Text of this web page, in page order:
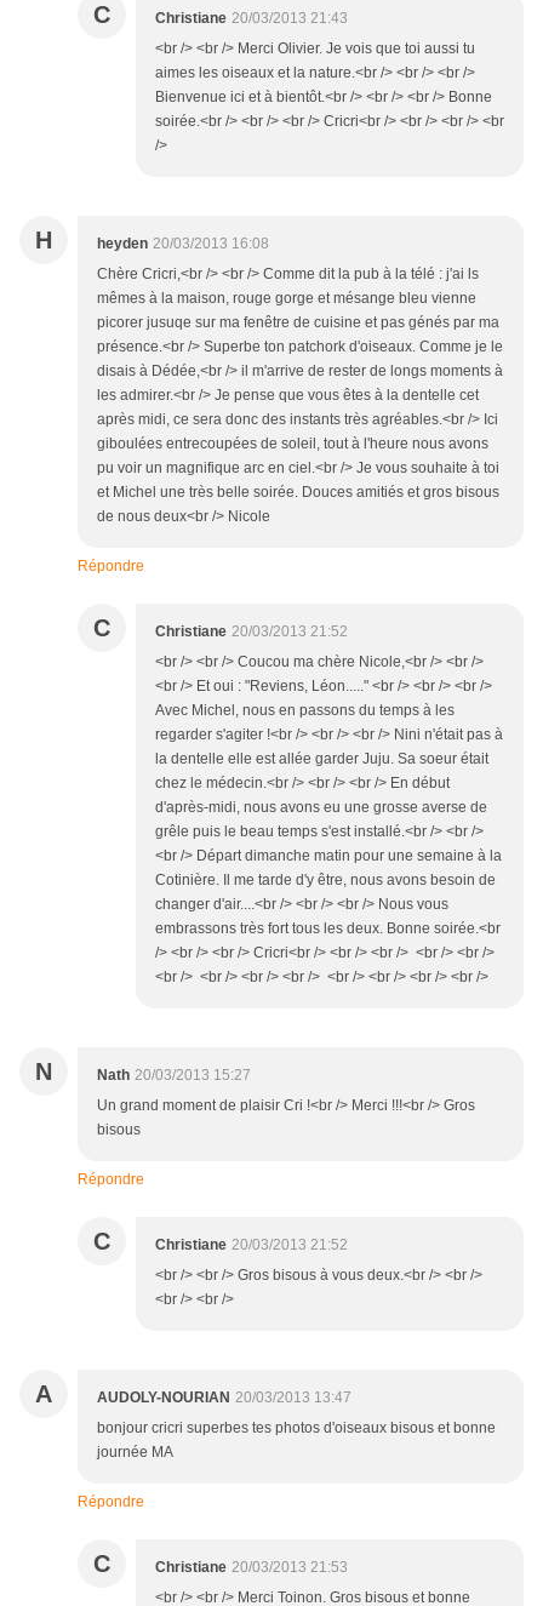
C Christiane 20/03/2013 21:43
<br /> <br /> Merci Olivier. Je vois que toi aussi tu
aimes les oiseaux et la nature.<br /> <br /> <br />
Bienvenue ici et à bientôt.<br /> <br /> <br /> Bonne
soirée.<br /> <br /> <br /> Cricri<br /> <br /> <br /> <br
/>
H heyden 20/03/2013 16:08
Chère Cricri,<br /> <br /> Comme dit la pub à la télé : j'ai ls
mêmes à la maison, rouge gorge et mésange bleu vienne
picorer jusuqe sur ma fenêtre de cuisine et pas génés par ma
présence.<br /> Superbe ton patchork d'oiseaux. Comme je le
disais à Dédée,<br /> il m'arrive de rester de longs moments à
les admirer.<br /> Je pense que vous êtes à la dentelle cet
après midi, ce sera donc des instants très agréables.<br /> Ici
giboulées entrecoupées de soleil, tout à l'heure nous avons
pu voir un magnifique arc en ciel.<br /> Je vous souhaite à toi
et Michel une très belle soirée. Douces amitiés et gros bisous
de nous deux<br /> Nicole
Répondre
C Christiane 20/03/2013 21:52
<br /> <br /> Coucou ma chère Nicole,<br /> <br />
<br /> Et oui : "Reviens, Léon....." <br /> <br /> <br />
Avec Michel, nous en passons du temps à les
regarder s'agiter !<br /> <br /> <br /> Nini n'était pas à
la dentelle elle est allée garder Juju. Sa soeur était
chez le médecin.<br /> <br /> <br /> En début
d'après-midi, nous avons eu une grosse averse de
grêle puis le beau temps s'est installé.<br /> <br />
<br /> Départ dimanche matin pour une semaine à la
Cotinière. Il me tarde d'y être, nous avons besoin de
changer d'air....<br /> <br /> <br /> Nous vous
embrassons très fort tous les deux. Bonne soirée.<br
/> <br /> <br /> Cricri<br /> <br /> <br /> <br /> <br />
<br /> <br /> <br /> <br /> <br /> <br /> <br /> <br />
N Nath 20/03/2013 15:27
Un grand moment de plaisir Cri !<br /> Merci !!!<br /> Gros
bisous
Répondre
C Christiane 20/03/2013 21:52
<br /> <br /> Gros bisous à vous deux.<br /> <br />
<br /> <br />
A AUDOLY-NOURIAN 20/03/2013 13:47
bonjour cricri superbes tes photos d'oiseaux bisous et bonne
journée MA
Répondre
C Christiane 20/03/2013 21:53
<br /> <br /> Merci Toinon. Gros bisous et bonne